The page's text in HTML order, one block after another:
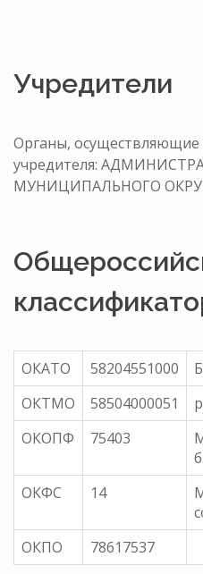
Учредители
Органы,
учредителя:
МУНИЦИПАЛЬНОГО
ОКАТО 58204551000
ОКТМО
58504000051
ОКОПФ
75403
ОКФС
14
ОКПО
78617537